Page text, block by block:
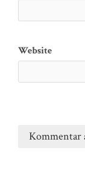
Website